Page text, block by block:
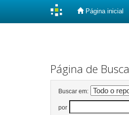
Página inicial
Página de Busca
Buscar em:
por